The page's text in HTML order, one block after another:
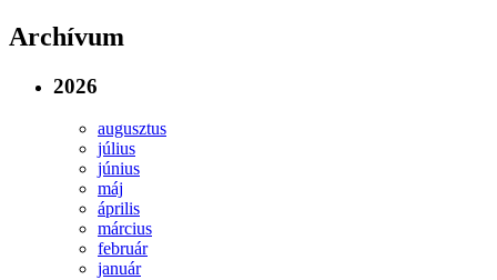
Archívum
2026
augusztus
július
június
máj
április
március
február
január